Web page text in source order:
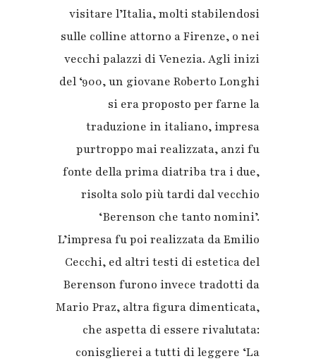
visitare l’Italia, molti stabilendosi
sulle colline attorno a Firenze, o nei
vecchi palazzi di Venezia. Agli inizi
del ‘900, un giovane Roberto Longhi
si era proposto per farne la
traduzione in italiano, impresa
purtroppo mai realizzata, anzi fu
fonte della prima diatriba tra i due,
risolta solo più tardi dal vecchio
‘Berenson che tanto nomini’.
L’impresa fu poi realizzata da Emilio
Cecchi, ed altri testi di estetica del
Berenson furono invece tradotti da
Mario Praz, altra figura dimenticata,
che aspetta di essere rivalutata:
conisglierei a tutti di leggere ‘La